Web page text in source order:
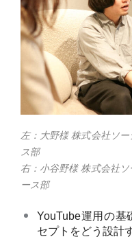
左：大野様 株式会社ソ
ス部
右：小谷野様 株式会社
ース部
YouTube運用の基
セプトをどう設計